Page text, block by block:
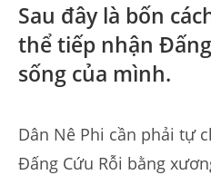
Sau đây là bốn
thể tiếp nhận
sống của mình.
Dân Nê Phi cần phải tự
Đấng Cứu Rỗi bằng